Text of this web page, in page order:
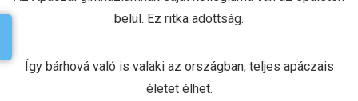
belül. Ez ritka adottság.
Így bárhová való is valaki az országban, teljes apáczais
életet élhet.